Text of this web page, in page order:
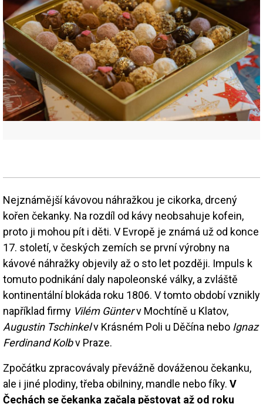
Nejznámější kávovou náhražkou je cikorka, drcený
kořen čekanky. Na rozdíl od kávy neobsahuje kofein,
proto ji mohou pít i děti. V Evropě je známá už od konce
17. století, v českých zemích se první výrobny na
kávové náhražky objevily až o sto let později. Impuls k
tomuto podnikání daly napoleonské války, a zvláště
kontinentální blokáda roku 1806. V tomto období vznikly
například firmy Vilém Günterv Mochtíně u Klatov,
Augustin Tschinkelv Krásném Poli u Děčína nebo Ignaz
Ferdinand Kolbv Praze.
Zpočátku zpracovávaly převážně dováženou čekanku,
ale i jiné plodiny, třeba obilniny, mandle nebo fíky. V
Čechách se čekanka začala pěstovat až od roku